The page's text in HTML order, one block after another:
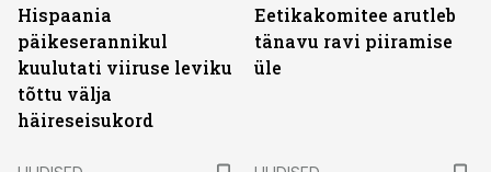
Hispaania
päikeserannikul
kuulutati viiruse leviku
tõttu välja
häireseisukord
Eetikakomitee arutleb
tänavu ravi piiramise
üle